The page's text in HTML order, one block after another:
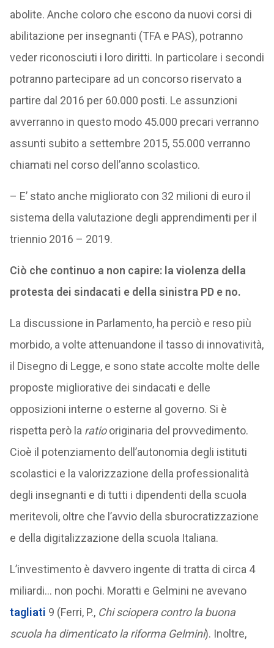
abolite. Anche coloro che escono da nuovi corsi di
abilitazione per insegnanti (TFA e PAS), potranno
veder riconosciuti i loro diritti. In particolare i secondi
potranno partecipare ad un concorso riservato a
partire dal 2016 per 60.000 posti. Le assunzioni
avverranno in questo modo 45.000 precari verranno
assunti subito a settembre 2015, 55.000 verranno
chiamati nel corso dell’anno scolastico.
– E’ stato anche migliorato con 32 milioni di euro il
sistema della valutazione degli apprendimenti per il
triennio 2016 – 2019.
Ciò che continuo a non capire: la violenza della
protesta dei sindacati e della sinistra PD e no.
La discussione in Parlamento, ha perciò e reso più
morbido, a volte attenuandone il tasso di innovatività,
il Disegno di Legge, e sono state accolte molte delle
proposte migliorative dei sindacati e delle
opposizioni interne o esterne al governo. Si è
rispetta però la ratiooriginaria del provvedimento.
Cioè il potenziamento dell’autonomia degli istituti
scolastici e la valorizzazione della professionalità
degli insegnanti e di tutti i dipendenti della scuola
meritevoli, oltre che l’avvio della sburocratizzazione
e della digitalizzazione della scuola Italiana.
L’investimento è davvero ingente di tratta di circa 4
miliardi… non pochi. Moratti e Gelmini ne avevano
tagliati 9 (Ferri, P., Chi sciopera contro la buona
scuola ha dimenticato la riforma Gelmini). Inoltre,